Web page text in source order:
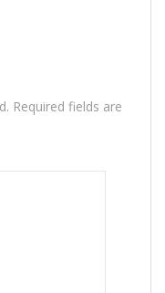
Required fields are